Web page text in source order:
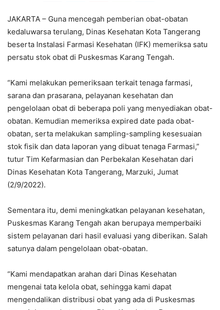
JAKARTA – Guna mencegah pemberian obat-obatan
kedaluwarsa terulang, Dinas Kesehatan Kota Tangerang
beserta Instalasi Farmasi Kesehatan (IFK) memeriksa satu
persatu stok obat di Puskesmas Karang Tengah.
“Kami melakukan pemeriksaan terkait tenaga farmasi,
sarana dan prasarana, pelayanan kesehatan dan
pengelolaan obat di beberapa poli yang menyediakan obat-
obatan. Kemudian memeriksa expired date pada obat-
obatan, serta melakukan sampling-sampling kesesuaian
stok fisik dan data laporan yang dibuat tenaga Farmasi,”
tutur Tim Kefarmasian dan Perbekalan Kesehatan dari
Dinas Kesehatan Kota Tangerang, Marzuki, Jumat
(2/9/2022).
Sementara itu, demi meningkatkan pelayanan kesehatan,
Puskesmas Karang Tengah akan berupaya memperbaiki
sistem pelayanan dari hasil evaluasi yang diberikan. Salah
satunya dalam pengelolaan obat-obatan.
“Kami mendapatkan arahan dari Dinas Kesehatan
mengenai tata kelola obat, sehingga kami dapat
mengendalikan distribusi obat yang ada di Puskesmas